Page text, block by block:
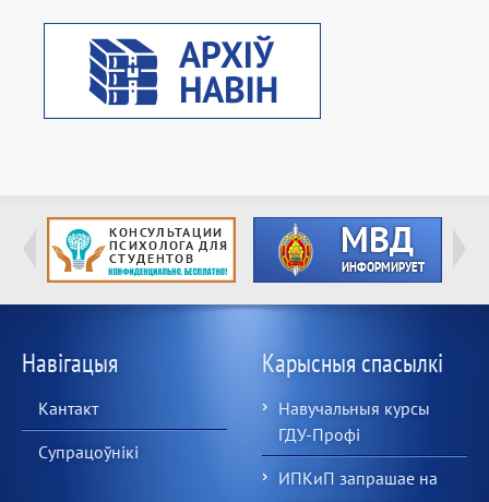
Навігацыя
Кантакт
Супрацоўнікі
Карысныя спасылкі
Навучальныя курсы
ГДУ-Профі
ИПКиП запрашае на